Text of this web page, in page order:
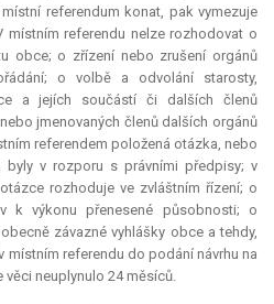
referendum konat, pak vymezuje
místním referendu nelze rozhodovat o
obce; o zřízení nebo zrušení orgánů
o volbě a odvolání starosty,
a jejích součástí či dalších členů
jmenovaných členů dalších orgánů
referendem položená otázka, nebo
byly v rozporu s právními předpisy; v
rozhoduje ve zvláštním řízení; o
k výkonu přenesené působnosti; o
závazné vyhlášky obce a tehdy,
referendu do podání návrhu na
věci neuplynulo 24 měsíců.